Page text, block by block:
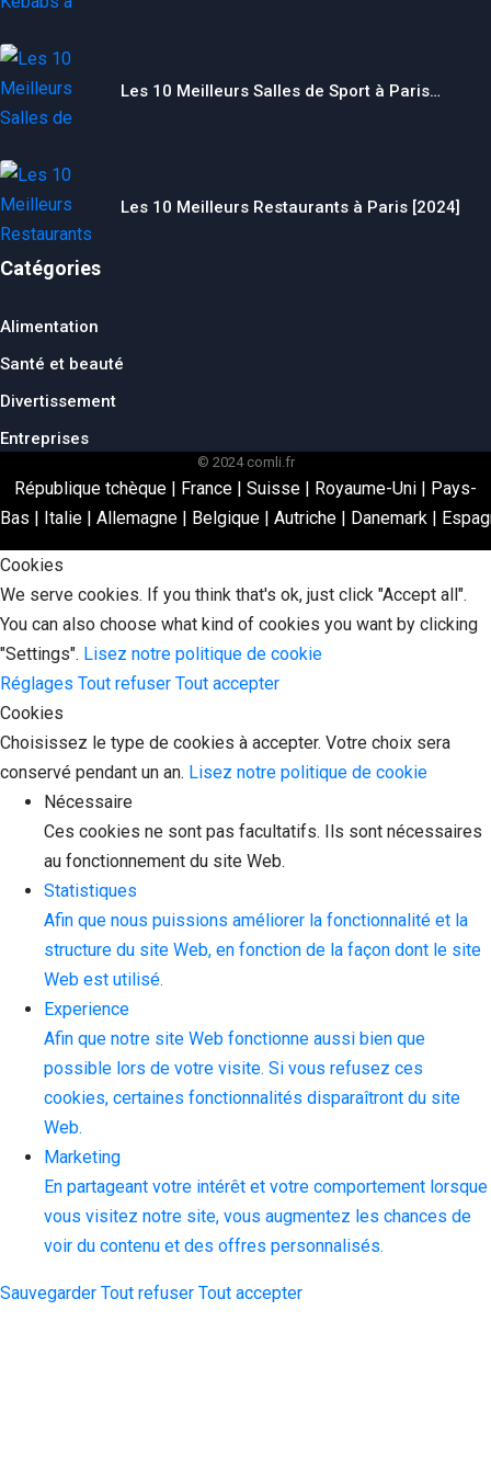
Les 10 Meilleurs Salles de Sport à Paris…
Les 10 Meilleurs Restaurants à Paris [2024]
Catégories
Alimentation
Santé et beauté
Divertissement
Entreprises
© 2024 comli.fr
République tchèque | France | Suisse | Royaume-Uni | Pays-
Bas | Italie | Allemagne | Belgique | Autriche | Danemark |
Cookies
We serve cookies. If you think that's ok, just click "Accept all".
You can also choose what kind of cookies you want by clicking
"Settings". Lisez notre politique de cookie
Réglages Tout refuser Tout accepter
Cookies
Choisissez le type de cookies à accepter. Votre choix sera
conservé pendant un an. Lisez notre politique de cookie
Nécessaire
Ces cookies ne sont pas facultatifs. Ils sont nécessaires
au fonctionnement du site Web.
Statistiques
Afin que nous puissions améliorer la fonctionnalité et la
structure du site Web, en fonction de la façon dont le site
Web est utilisé.
Experience
Afin que notre site Web fonctionne aussi bien que
possible lors de votre visite. Si vous refusez ces
cookies, certaines fonctionnalités disparaîtront du site
Web.
Marketing
En partageant votre intérêt et votre comportement lorsque
vous visitez notre site, vous augmentez les chances de
voir du contenu et des offres personnalisés.
Sauvegarder Tout refuser Tout accepter